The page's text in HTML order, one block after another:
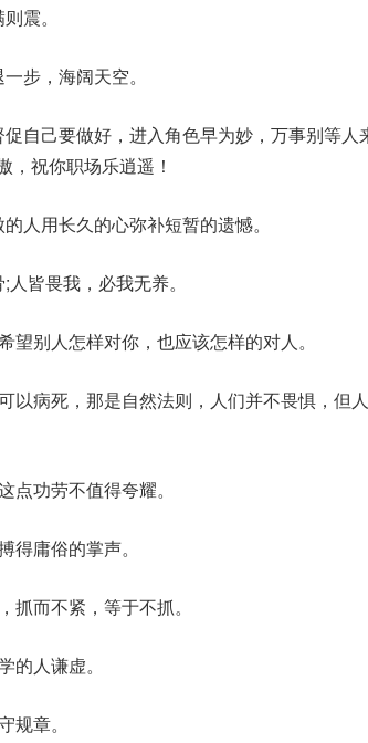
震。
步，海阔天空。
自己要做好，进入角色早为妙，万事别等
，祝你职场乐逍遥！
人用长久的心弥补短暂的遗憾。
皆畏我，必我无养。
别人怎样对你，也应该怎样的对人。
以病死，那是自然法则，人们并不畏惧，但
点功劳不值得夸耀。
得庸俗的掌声。
抓而不紧，等于不抓。
的人谦虚。
规章。